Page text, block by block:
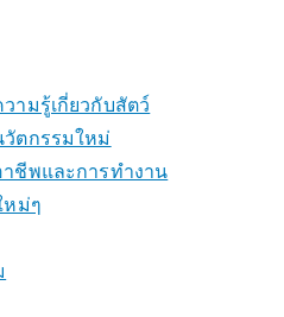
ามรู้เกี่ยวกับสัตว์
ตกรรมใหม่
ชีพและการทำงาน
หม่ๆ